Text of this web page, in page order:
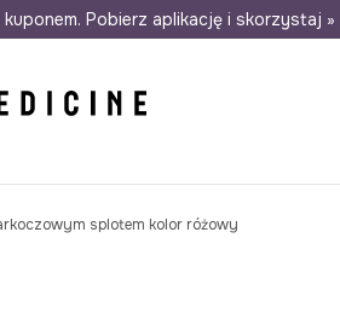
dostawa do salonów 30 dni
Pobierz aplikację i skorzystaj »
splotem kolor różowy